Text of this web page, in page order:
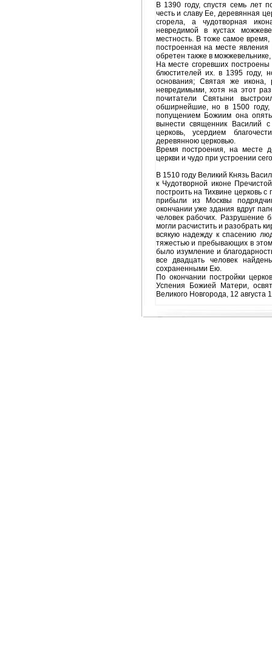
В 1390 году, спустя семь лет
честь и славу Ее, деревянная
сгорела, а чудотворная
невредимой в кустах
местность. В тоже самое время,
построенная на месте
обретен также в
На месте сгоревших
блюстителей их. в 1395 году,
основания; Святая же икона,
невредимыми, хотя на этот
почитатели Святыни
обширнейшие, но в 1500 году,
попущением Божиим она опять
вынести священник Василий
церковь, усердием
деревянною церковью.
Время построения, на месте
церкви и чудо при устроении
В 1510 году Великий Князь
к Чудотворной иконе
построить на Тихвине церковь
прибыли из Москвы
окончании уже здания вдруг
человек рабочих. Разрушение
могли расчистить и разобрать
всякую надежду к спасению
тяжестью и пребывающих в
было изумление и
все двадцать человек
сохраненными Ею.
По окончании постройки
Успения Божией Матери,
Великого Новгорода, 12 августа